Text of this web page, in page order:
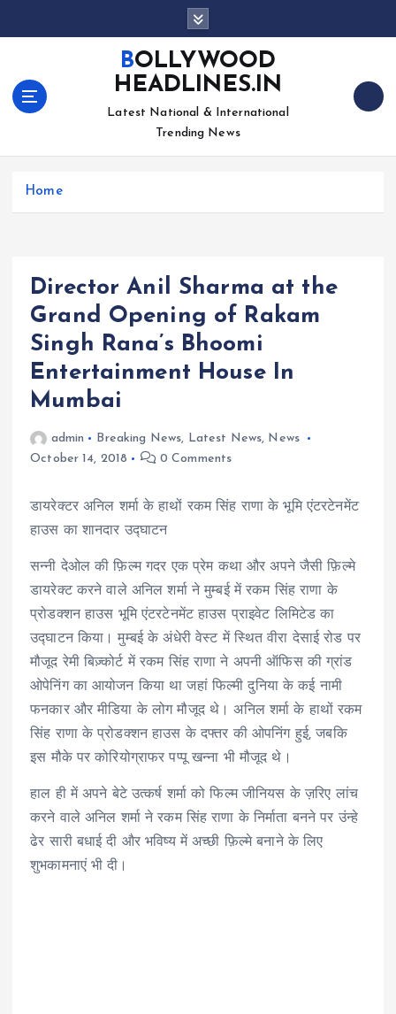
BOLLYWOOD
HEADLINES.IN
Latest National & International
Trending News
Home
Director Anil Sharma at the
Grand Opening of Rakam
Singh Rana’s Bhoomi
Entertainment House In
Mumbai
admin Breaking News, Latest News, News
October 14, 2018
0 Comments
डायरेक्टर अनिल शर्मा के हाथों रकम सिंह राणा के भूमि एंटरटेनमेंट
हाउस का शानदार उद्घाटन
सन्नी देओल की फ़िल्म गदर एक प्रेम कथा और अपने जैसी फ़िल्मे
डायरेक्ट करने वाले अनिल शर्मा ने मुम्बई में रकम सिंह राणा के
प्रोडक्शन हाउस भूमि एंटरटेनमेंट हाउस प्राइवेट लिमिटेड का
उद्घाटन किया। मुम्बई के अंधेरी वेस्ट में स्थित वीरा देसाई रोड पर
मौजूद रेमी बिज़्कोर्ट में रकम सिंह राणा ने अपनी ऑफिस की ग्रांड
ओपेनिंग का आयोजन किया था जहां फिल्मी दुनिया के कई नामी
फनकार और मीडिया के लोग मौजूद थे। अनिल शर्मा के हाथों रकम
सिंह राणा के प्रोडक्शन हाउस के दफ्तर की ओपनिंग हुई, जबकि
इस मौके पर कोरियोग्राफर पप्पू खन्ना भी मौजूद थे।
हाल ही में अपने बेटे उत्कर्ष शर्मा को फिल्म जीनियस के ज़रिए लांच
करने वाले अनिल शर्मा ने रकम सिंह राणा के निर्माता बनने पर उंन्हे
ढेर सारी बधाई दी और भविष्य में अच्छी फ़िल्मे बनाने के लिए
शुभकामनाएं भी दी।